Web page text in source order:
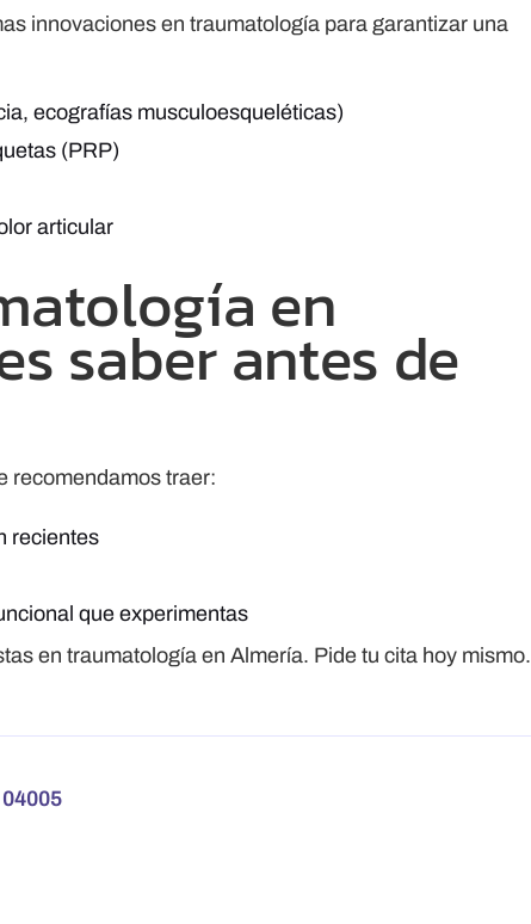
innovaciones en traumatología para garantizar una
ecografías musculoesqueléticas)
(PRP)
articular
en
saber antes de
recomendamos traer:
recientes
que experimentas
en traumatología en Almería. Pide tu cita hoy mismo.